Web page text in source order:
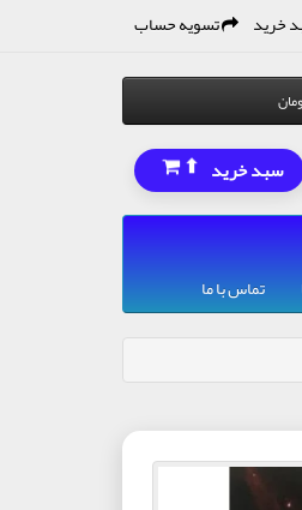
خرید تسویه حساب
سبد خرید ⬆
تماس با ما